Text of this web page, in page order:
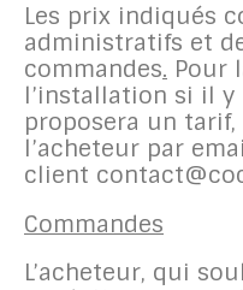
Les prix indiqués
administratifs et
commandes. Pour
l’installation si il
proposera un
l’acheteur par
client
Commandes
L’acheteur, qui